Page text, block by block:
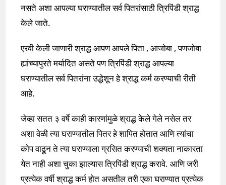
नसते अशा आपल्या घराण्यातील सर्व पितरांसाठी त्रिपिंडी श्राद्ध
केले जाते.
एरवी केली जाणारी श्राद्ध आपण आपले पिता , आजोबा , पणजोबा
ह्यांच्यापुरते मर्यादित असते पण त्रिपिंडी श्राद्ध आपल्या
घराण्यातील सर्व पितरांना उद्धेशून हे श्राद्ध कर्म करण्याची रीती
आहे.
जेव्हा सतत ३ वर्षे काही कारणांमुळे श्राद्ध केले गेले नसेल तर
अशा वेळी त्या घराण्यातील पितर हे शापित होतात आणि त्यांचा
कोप वाढून ते त्या घराण्याला ग्रसित करण्याची शक्यता नाकारता
येत नाही अशा चुका झाल्यास त्रिपिंडी श्राद्ध करावे. आणि जरी
प्रत्येक वर्षी श्राद्ध कर्म होत असतील तरी एका घराण्यात प्रत्येक